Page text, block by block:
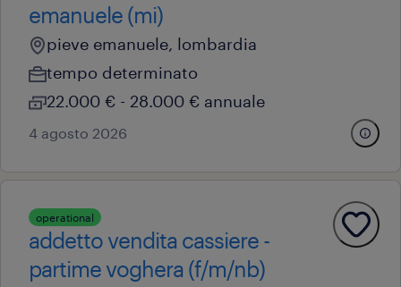
emanuele (mi)
pieve emanuele, lombardia
tempo determinato
22.000 € - 28.000 € annuale
4 agosto 2026
operational
addetto vendita cassiere -
partime voghera (f/m/nb)